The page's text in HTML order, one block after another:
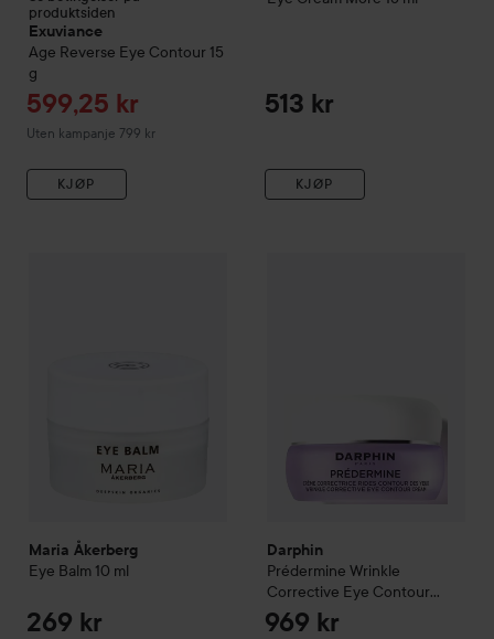
produktsiden
Exuviance
Age Reverse Eye Contour 15
g
Tilbudspris
599,25 kr
Uten kampanje 799 kr
KJØP
513 kr
KJØP
Maria Åkerberg
Eye Balm 10 ml
269 kr
Darphin
Prédermine Wrinkle
Corrective Eye Contour
Cream 15 ml
969 kr